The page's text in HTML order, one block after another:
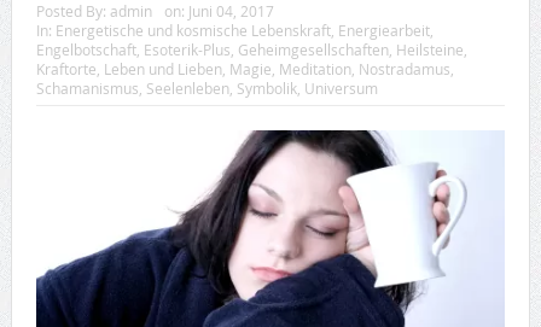
Posted By: admin on: Juni 04, 2017
In: Energetische und kosmische Lebenskraft, Energiearbeit,
Engelbotschaft, Esoterik-Plus Geheimgesellschaften Heilsteine
Kraftorte Leben und Lieben Magie Meditation Nostradamus
Schamanismus Seelenleben Symbolik, Universum